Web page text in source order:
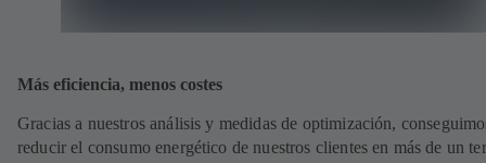
Más eficiencia, menos costes
Gracias a nuestros análisis y medidas de optimización,
reducir el consumo energético de nuestros clientes en más de un